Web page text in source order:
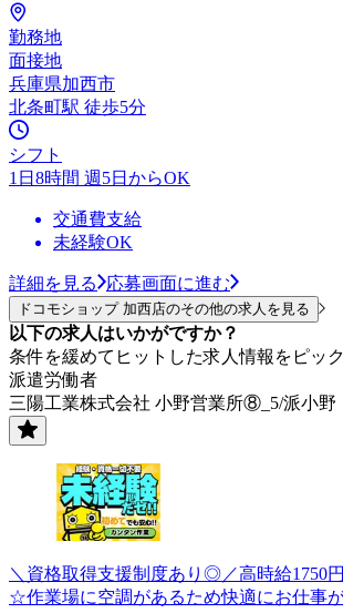
勤務地
面接地
兵庫県加西市
北条町駅 徒歩5分
シフト
1日8時間 週5日からOK
交通費支給
未経験OK
詳細を見る 応募画面に進む
ドコモショップ 加西店のその他の求人を見る
以下の求人はいかがですか？
条件を緩めてヒットした求人情報をピッ
派遣労働者
三陽工業株式会社 小野営業所⑧_5/派小野
＼資格取得支援制度あり◎／高時給1750
☆作業場に空調があるため快適にお仕事